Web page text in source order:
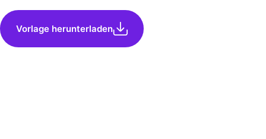
Vorlage herunterladen